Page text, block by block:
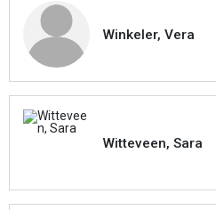
Winkeler, Vera
Witteveen, Sara